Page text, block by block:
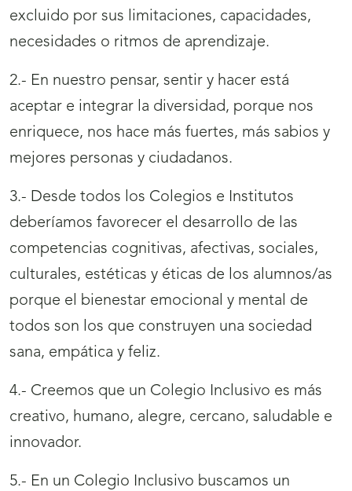
excluido por sus limitaciones, capacidades,
necesidades o ritmos de aprendizaje.
2.- En nuestro pensar, sentir y hacer está
aceptar e integrar la diversidad, porque nos
enriquece, nos hace más fuertes, más sabios y
mejores personas y ciudadanos.
3.- Desde todos los Colegios e Institutos
deberíamos favorecer el desarrollo de las
competencias cognitivas, afectivas, sociales,
culturales, estéticas y éticas de los alumnos/as
porque el bienestar emocional y mental de
todos son los que construyen una sociedad
sana, empática y feliz.
4.- Creemos que un Colegio Inclusivo es más
creativo, humano, alegre, cercano, saludable e
innovador.
5.- En un Colegio Inclusivo buscamos un